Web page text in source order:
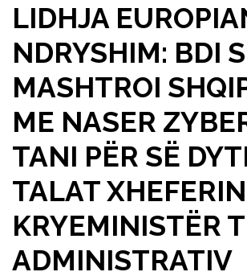
LIDHJA
NDRYSHIM: BDI
MASHTROI
ME NASER
TANI PËR SË
TALAT
KRYEMINISTËR
ADMINISTRATIV